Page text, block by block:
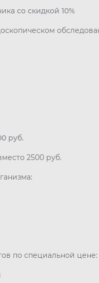
со скидкой 10%
руб.
2500 руб.
по специальной цене: